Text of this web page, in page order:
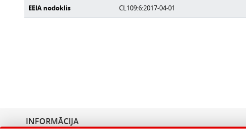
EEIA nodoklis CL109:6:2017-04-01
INFORMĀCIJA